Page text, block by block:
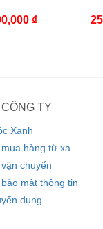
₫
TY
Xanh
hàng từ xa
chuyển
mật thông tin
dụng